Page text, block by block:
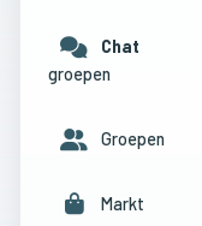
Chat
groepen
Groepen
Markt